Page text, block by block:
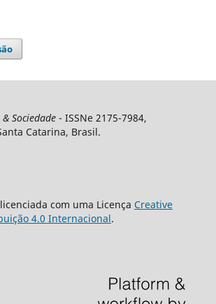
Sociedade- ISSNe 2175-7984,
Catarina, Brasil.
com uma Licença Creative
4.0 Internacional.